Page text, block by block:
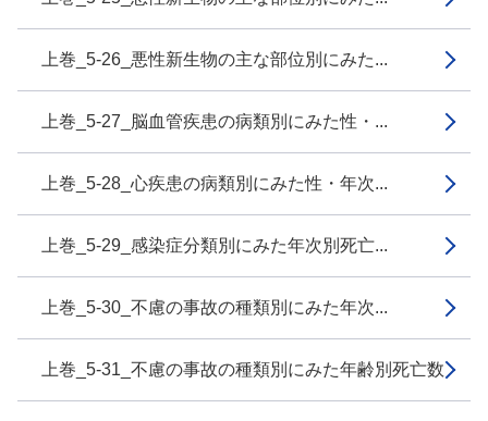
上巻_5-26_悪性新生物の主な部位別にみた...
上巻_5-27_脳血管疾患の病類別にみた性・...
上巻_5-28_心疾患の病類別にみた性・年次...
上巻_5-29_感染症分類別にみた年次別死亡...
上巻_5-30_不慮の事故の種類別にみた年次...
上巻_5-31_不慮の事故の種類別にみた年齢別死亡数